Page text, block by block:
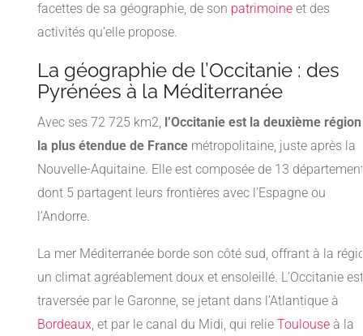
facettes de sa géographie, de son patrimoine et des
activités qu’elle propose.
La géographie de l’Occitanie : des
Pyrénées à la Méditerranée
Avec ses 72 725 km2, l’Occitanie est la deuxième région
la plus étendue de France métropolitaine, juste après la
Nouvelle-Aquitaine. Elle est composée de 13
dont 5 partagent leurs frontières avec l’Espagne ou
l’Andorre.
La mer Méditerranée borde son côté sud, offrant à la
un climat agréablement doux et ensoleillé. L’Occitanie est
traversée par le Garonne, se jetant dans l’Atlantique à
Bordeaux, et par le canal du Midi, qui relie Toulouse à la